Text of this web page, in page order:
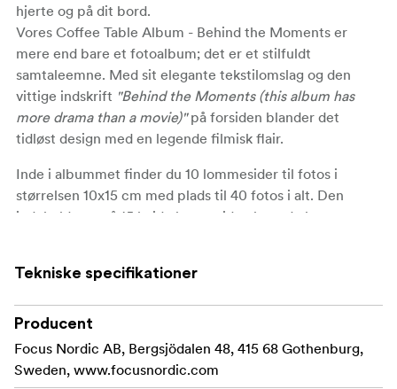
hjerte og på dit bord.
Vores Coffee Table Album - Behind the Moments er
mere end bare et fotoalbum; det er et stilfuldt
samtaleemne. Med sit elegante tekstilomslag og den
vittige indskrift "Behind the Moments (this album has
more drama than a movie)"på forsiden blander det
tidløst design med en legende filmisk flair.
Inde i albummet finder du 10 lommesider til fotos i
størrelsen 10x15 cm med plads til 40 fotos i alt. Den
indeholder også 15 hvide kartonsider
, hvor du kan være
bryllupper, rejser, familieminder eller hverdagens små
øjeblikke.
21 cm har den en smuk størrelse, så den kan stå fremme
på sofabordet eller på hylden.
Tekniske specifikationer
Producent
Focus Nordic AB, Bergsjödalen 48, 415 68 Gothenburg,
Sweden, www.focusnordic.com